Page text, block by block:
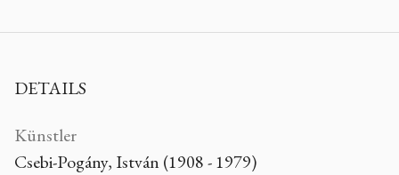
DETAILS
Künstler
Csebi-Pogány, István (1908 - 1979)